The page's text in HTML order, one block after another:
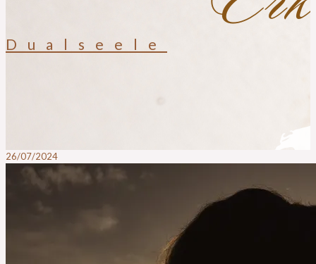
Dualseele
26/07/2024